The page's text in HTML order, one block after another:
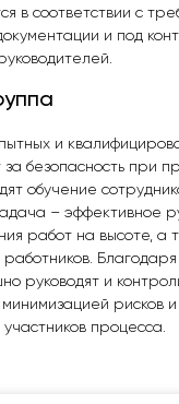
в соответствии с
и под
и
безопасность при
обучение
– эффективное
работ на высоте, а
работников.
руководят и
рисков
процесса.